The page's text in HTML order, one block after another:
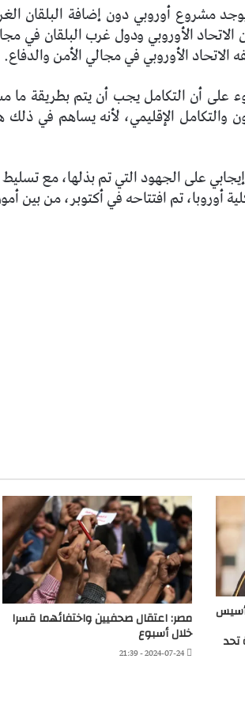
مشروع أوروبي دون إضافة البلقان
الاتحاد الأوروبي ودول غرب البلقان في
الاتحاد الأوروبي في مجالي الأمن والدفاع.
على أن التكامل يجب أن يتم بطريقة ما
والتكامل الإقليمي، لأنه يساهم في
على الجهود التي تم بذلها، مع
أوروبا، تم افتتاحه في أكتوبر، من بين
تحد
مصر: اعتقال صحفيين واختفائهما قسرا
خلال أسبوع
2024-07-24 - 21:39